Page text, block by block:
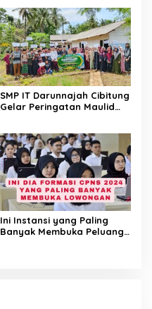
SMP IT Darunnajah Cibitung
Gelar Peringatan Maulid
Ini Instansi yang Paling
Banyak Membuka Peluang